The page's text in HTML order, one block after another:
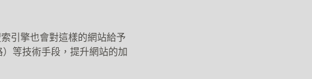
引擎也會對這樣的網站給予
）等技術手段，提升網站的加